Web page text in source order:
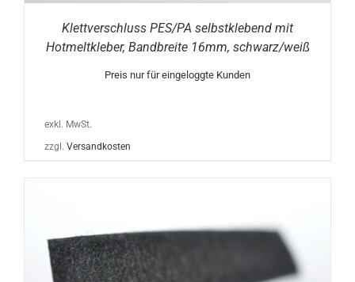
Klettverschluss PES/PA selbstklebend mit
Hotmeltkleber, Bandbreite 16mm, schwarz/weiß
Preis nur für eingeloggte Kunden
exkl. MwSt.
zzgl. Versandkosten